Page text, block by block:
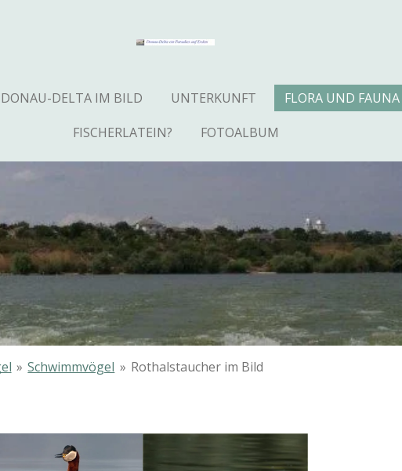
DONAU-DELTA IM BILD UNTERKUNFT FLORA UND FAUNA
FISCHERLATEIN?
FOTOALBUM
» Schwimmvögel » Rothalstaucher im Bild